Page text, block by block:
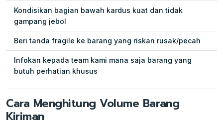
Kondisikan bagian bawah kardus kuat dan tidak
gampang jebol
Beri tanda fragile ke barang yang riskan rusak/pecah
Infokan kepada team kami mana saja barang yang
butuh perhatian khusus
Cara Menghitung Volume Barang
Kiriman